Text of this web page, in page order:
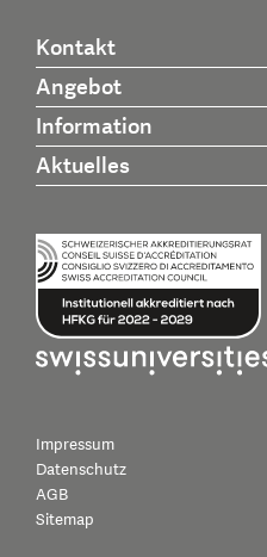
Kontakt
Angebot
Information
Aktuelles
Impressum
Datenschutz
AGB
Sitemap